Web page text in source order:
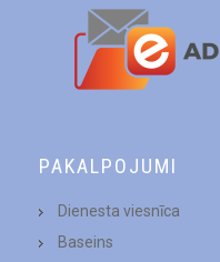
PAKALPOJUMI
Dienesta viesnīca
Baseins